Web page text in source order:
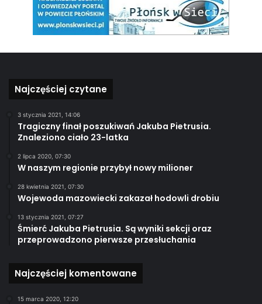
Najczęściej czytane
3 stycznia 2021, 14:06
Tragiczny finał poszukiwań Jakuba Pietrusia.
Znaleziono ciało 23-latka
2 lipca 2020, 07:30
W naszym regionie przybył nowy milioner
28 kwietnia 2021, 07:30
Wojewoda mazowiecki zakazał hodowli drobiu
13 stycznia 2021, 07:27
Śmierć Jakuba Pietrusia. Są wyniki sekcji oraz
przeprowadzono pierwsze przesłuchania
Najczęściej komentowane
15 marca 2020, 12:20